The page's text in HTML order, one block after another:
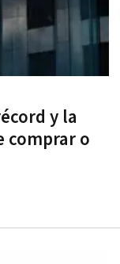
y la
comprar o